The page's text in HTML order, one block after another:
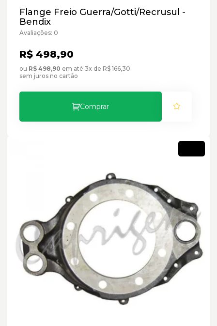
Flange Freio Guerra/Gotti/Recrusul -
Bendix
Avaliações: 0
R$ 498,90
ou R$ 498,90 em até 3x de R$ 166,30
sem juros no cartão
Comprar